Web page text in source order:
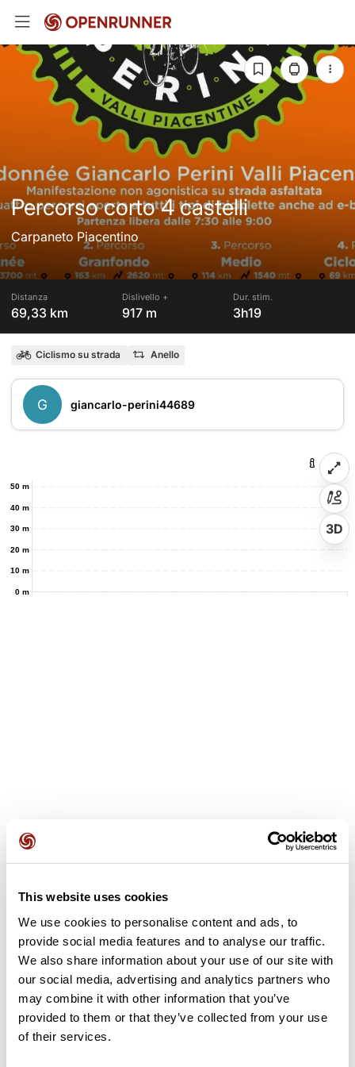
This website uses cookies
We use cookies to personalise content and ads, to
provide social media features and to analyse our traffic.
We also share information about your use of our site with
our social media, advertising and analytics partners who
may combine it with other information that you’ve
provided to them or that they’ve collected from your use
of their services.
Percorso corto 4 castelli
Carpaneto Piacentino
Distanza
69,33 km
Dislivello +
917 m
Dur. stim.
3h19
Ciclismo su strada Anello
G giancarlo-perini44689
0 m
10 m
20 m
30 m
40 m
50 m
3D
Recensioni degli utenti
Questo percorso non contiene ancora alcuna recensione.
L'hai già effettuato? Sii il primo a inviare una recensione!
Aggiungi una recensione